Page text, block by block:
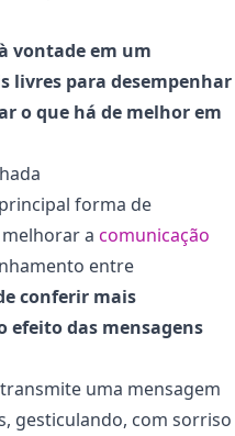
vontade em um
livres para desempenhar
o que há de melhor em
forma de
a comunicação
entre
conferir mais
efeito das mensagens
uma mensagem
gesticulando, com sorriso